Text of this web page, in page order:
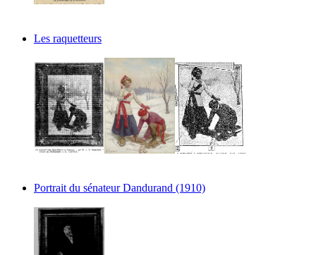
Les raquetteurs
Portrait du sénateur Dandurand (1910)